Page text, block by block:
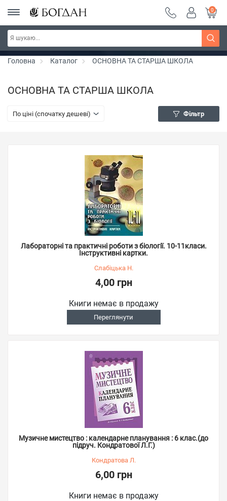
Серія "Вандербікери" ~ знижка 25%
0
Головна Каталог ОСНОВНА ТА СТАРША ШКОЛА
ОСНОВНА ТА СТАРША ШКОЛА
По ціні (спочатку дешеві) Фільтр
Лабораторні та практичні роботи з біології. 10-11класи.
Інструктивні картки.
Слабіцька Н.
4,00 грн
Книги немає в продажу
Переглянути
Музичне мистецтво : календарне планування : 6 клас.(до
підруч. Кондратової Л.Г.)
Кондратова Л.
6,00 грн
Книги немає в продажу